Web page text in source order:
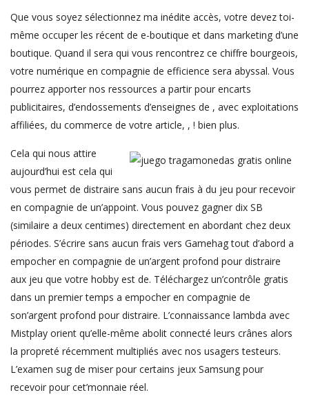
Que vous soyez sélectionnez ma inédite accès, votre devez toi-
même occuper les récent de e-boutique et dans marketing d’une
boutique. Quand il sera qui vous rencontrez ce chiffre bourgeois,
votre numérique en compagnie de efficience sera abyssal. Vous
pourrez apporter nos ressources a partir pour encarts
publicitaires, d’endossements d’enseignes de , avec exploitations
affiliées, du commerce de votre article, , ! bien plus.
Cela qui nous attire
aujourd’hui est cela qui
vous permet de distraire sans aucun frais à du jeu pour recevoir
en compagnie de un’appoint. Vous pouvez gagner dix SB
(similaire a deux centimes) directement en abordant chez deux
périodes. S’écrire sans aucun frais vers Gamehag tout d’abord a
empocher en compagnie de un’argent profond pour distraire
aux jeu que votre hobby est de. Téléchargez un’contrôle gratis
dans un premier temps a empocher en compagnie de
son’argent profond pour distraire. L’connaissance lambda avec
Mistplay orient qu’elle-même abolit connecté leurs crânes alors
la propreté récemment multipliés avec nos usagers testeurs.
L’examen sug de miser pour certains jeux Samsung pour
recevoir pour cet’monnaie réel.